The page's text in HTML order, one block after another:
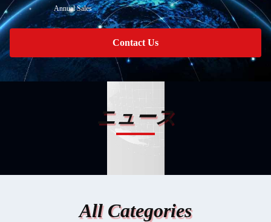
Annual Sales
Contact Us
ニュース
All Categories